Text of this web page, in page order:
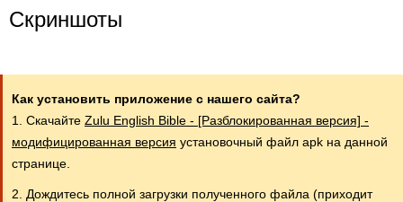
Скриншоты
Как установить приложение с нашего сайта?
1. Скачайте Zulu English Bible - [Разблокированная версия] -
модифицированная версия установочный файл apk на данной
странице.
2. Дождитесь полной загрузки полученного файла (приходит